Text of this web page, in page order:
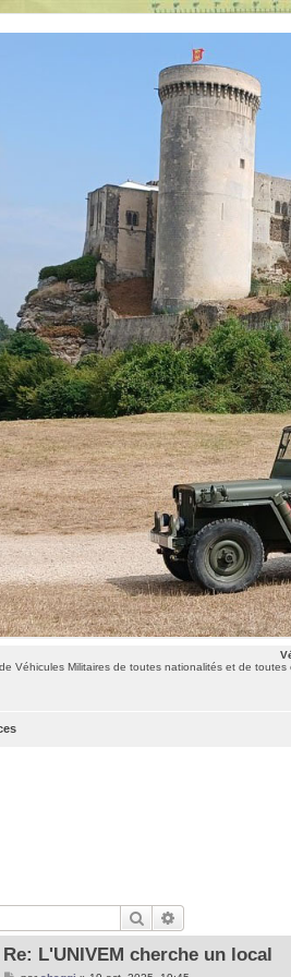
Militaires de toutes nationalités et de toutes
Véhicules Militaires de toutes nationalités et de
Rechercher
Re: L'UNIVEM cherche un local